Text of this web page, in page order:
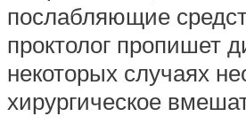
послабляющие
проктолог пропишет
некоторых случаях
хирургическое